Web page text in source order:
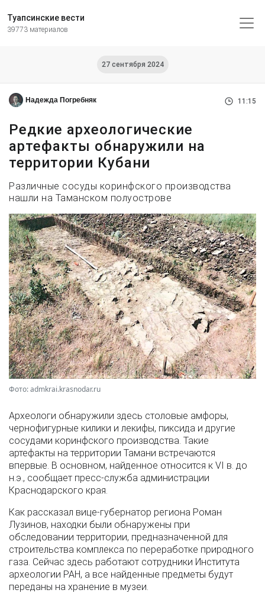
Туапсинские вести
39773 материалов
27 сентября 2024
Надежда Погребняк 11:15
Редкие археологические
артефакты обнаружили на
территории Кубани
Различные сосуды коринфского производства
нашли на Таманском полуострове
Фото: admkrai.krasnodar.ru
Археологи обнаружили здесь столовые амфоры,
чернофигурные килики и лекифы, пиксида и другие
сосудами коринфского производства. Такие
артефакты на территории Тамани встречаются
впервые. В основном, найденное относится к VI в. до
н.э., сообщает пресс-служба администрации
Краснодарского края.
Как рассказал вице-губернатор региона Роман
Лузинов, находки были обнаружены при
обследовании территории, предназначенной для
строительства комплекса по переработке природного
газа. Сейчас здесь работают сотрудники Института
археологии РАН, а все найденные предметы будут
переданы на хранение в музеи.